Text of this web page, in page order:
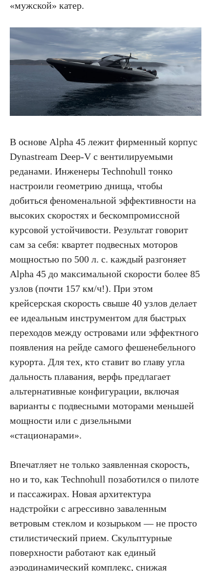
«мужской» катер.
В основе Alpha 45 лежит фирменный корпус
Dynastream Deep-V с вентилируемыми
реданами. Инженеры Technohull тонко
настроили геометрию днища, чтобы
добиться феноменальной эффективности на
высоких скоростях и бескомпромиссной
курсовой устойчивости. Результат говорит
сам за себя: квартет подвесных моторов
мощностью по 500 л. с. каждый разгоняет
Alpha 45 до максимальной скорости более 85
узлов (почти 157 км/ч!). При этом
крейсерская скорость свыше 40 узлов делает
ее идеальным инструментом для быстрых
переходов между островами или эффектного
появления на рейде самого фешенебельного
курорта. Для тех, кто ставит во главу угла
дальность плавания, верфь предлагает
альтернативные конфигурации, включая
варианты с подвесными моторами меньшей
мощности или с дизельными
«стационарами».
Впечатляет не только заявленная скорость,
но и то, как Technohull позаботился о пилоте
и пассажирах. Новая архитектура
надстройки с агрессивно заваленным
ветровым стеклом и козырьком — не просто
стилистический прием. Скульптурные
поверхности работают как единый
аэродинамический комплекс, снижая
ПОДПИСКА НА НОВОСТИ О ЯХТАХ, КАТЕРАХ,
ПУТЕШЕСТВИЯХ
Я подтверждаю свое согласие с политикой
конфиденциальности, политикой обработки
персональных данных и получением рекламы